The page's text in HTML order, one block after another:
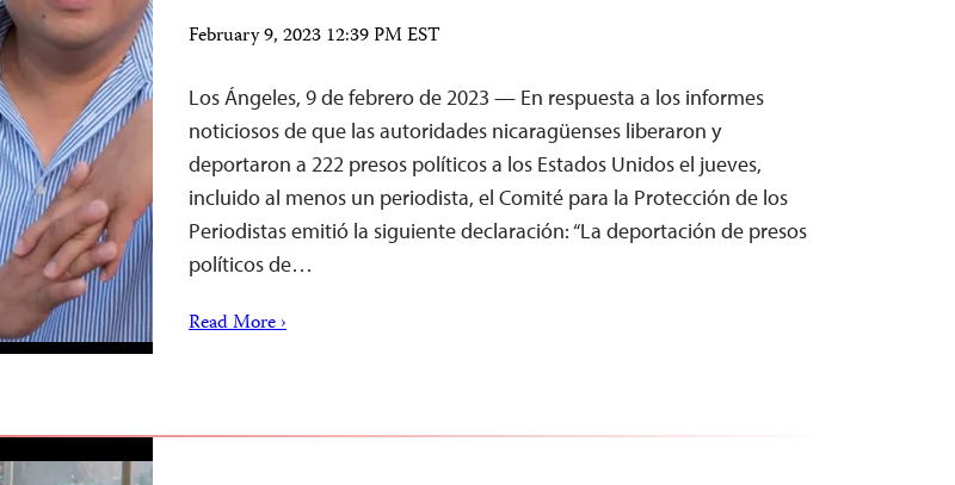
February 9, 2023 12:39 PM EST
Los Ángeles, 9 de febrero de 2023 — En respuesta a los informes
noticiosos de que las autoridades nicaragüenses liberaron y
deportaron a 222 presos políticos a los Estados Unidos el jueves,
incluido al menos un periodista, el Comité para la Protección de los
Periodistas emitió la siguiente declaración: “La deportación de presos
políticos de…
Read More ›